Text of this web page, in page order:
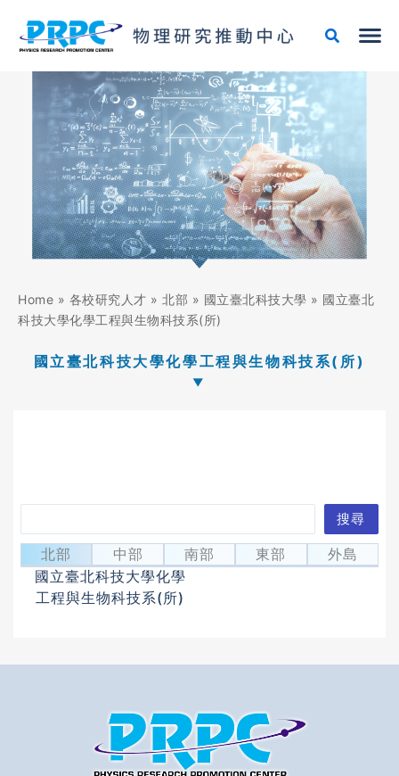
Home » 各校研究人才 » 北部 » 國立臺北科技大學 » 國立臺北
科技大學化學工程與生物科技系(所)
國立臺北科技大學化學工程與生物科技系(所)
陳盈竹
Chen, Ying-Chu
國立臺北科技大學化學
工程與生物科技系(所)
尋
搜尋
北部 中部 南部 東部 外島